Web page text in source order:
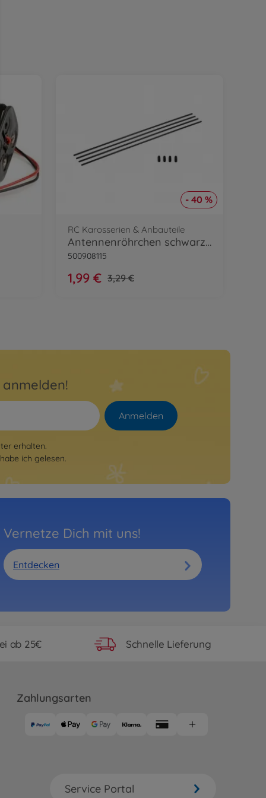
- 40 %
RC Karosserien & Anbauteile
Antennenröhrchen schwarz 4 St.
500908115
1,99 € 3,29 €
Anmelden
erhalten.
habe ich gelesen.
Vernetze Dich mit uns!
Entdecken
ab 25€ Schnelle Lieferung
Zahlungsarten
Service Portal